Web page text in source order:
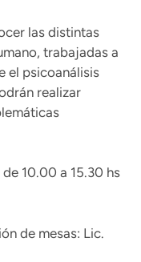
las distintas
trabajadas a
el psicoanálisis
realizar
10.00 a 15.30 hs
de mesas: Lic.